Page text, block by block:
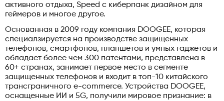
активного отдыха, Speed с киберпанк дизайном для
геймеров и многое другое.
Основанная в 2009 году компания DOOGEE, которая
специалзируется на производстве защищенных
телефонов, смартфонов, планшетов и умных гаджетов и
обладает более чем 300 патентами, представлена в
60+ странах, занимает первое место в сегменте
защищенных телефонов и входит в топ-10 китайского
трансграничного e-commerce. Устройства DOOGEE,
оснащенные ИИ и 5G, получили мировое признание: в